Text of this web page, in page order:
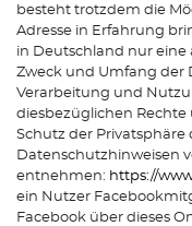
besteht trotzdem die
Adresse in Erfahrung
in Deutschland nur eine
Zweck und Umfang der
Verarbeitung und
diesbezüglichen
Schutz der Privatsphäre
Datenschutzhinweisen
entnehmen: https://
ein Nutzer
Facebook über dieses